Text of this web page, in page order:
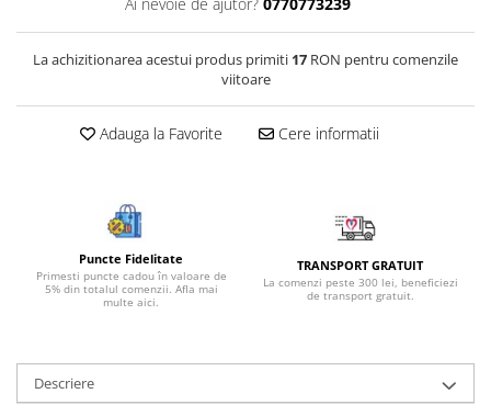
Bijuterii opal
Bijuterii rodocrozit
Bijuterii rubin
Bijuterii safir
Bijuterii smarald
Bijuterii sodalit
La achizitionarea acestui produs primiti 17 RON pentru comenzile
viitoare
Adauga la Favorite Cere informatii
Puncte Fidelitate
Primesti puncte cadou în valoare de
5% din totalul comenzii. Afla mai
multe aici.
TRANSPORT GRATUIT
La comenzi peste 300 lei, beneficiezi
de transport gratuit.
Descriere